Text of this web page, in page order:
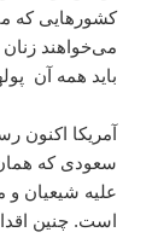
کشورهایی که
می‌خواهند زنان
باید همه آن
آمریکا
سعودی که
علیه شیعیان و
است. چنین